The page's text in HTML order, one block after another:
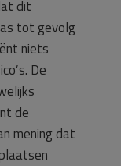
dit
tot gevolg
niets
De
de
mening dat